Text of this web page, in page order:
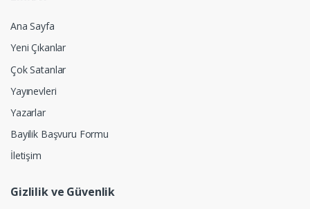
Ana Sayfa
Yeni Çıkanlar
Çok Satanlar
Yayınevleri
Yazarlar
Bayilik Başvuru Formu
İletişim
Gizlilik ve Güvenlik